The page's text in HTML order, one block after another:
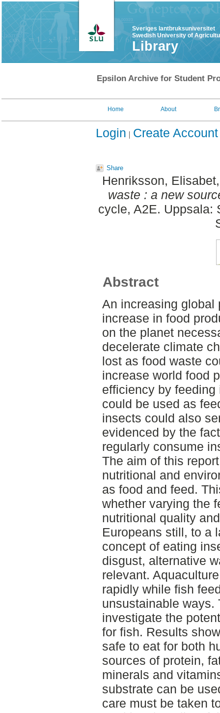
Sveriges lantbruksuniversitet
Swedish University of
Library
Epsilon Archive for Student
Home About
Login Create Account
Share
Henriksson, Elisabet
waste : a new
cycle, A2E. Uppsala:
Abstract
An increasing global
increase in food
on the planet
decelerate climate
lost as food waste
increase world food
efficiency by
could be used as
insects could also
evidenced by the
regularly consume
The aim of this
nutritional and
as food and feed.
whether varying the
nutritional quality
Europeans still, to a
concept of eating
disgust, alternative
relevant.
rapidly while fish
unsustainable ways.
investigate the
for fish. Results
safe to eat for both
sources of protein,
minerals and
substrate can be
care must be taken